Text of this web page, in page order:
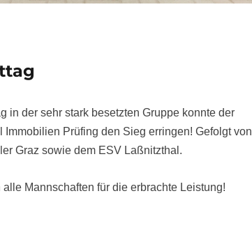
in der sehr stark besetzten Gruppe konnte der
Immobilien Prüfing den Sieg erringen! Gefolgt von
Graz sowie dem ESV Laßnitzthal.
Mannschaften für die erbrachte Leistung!